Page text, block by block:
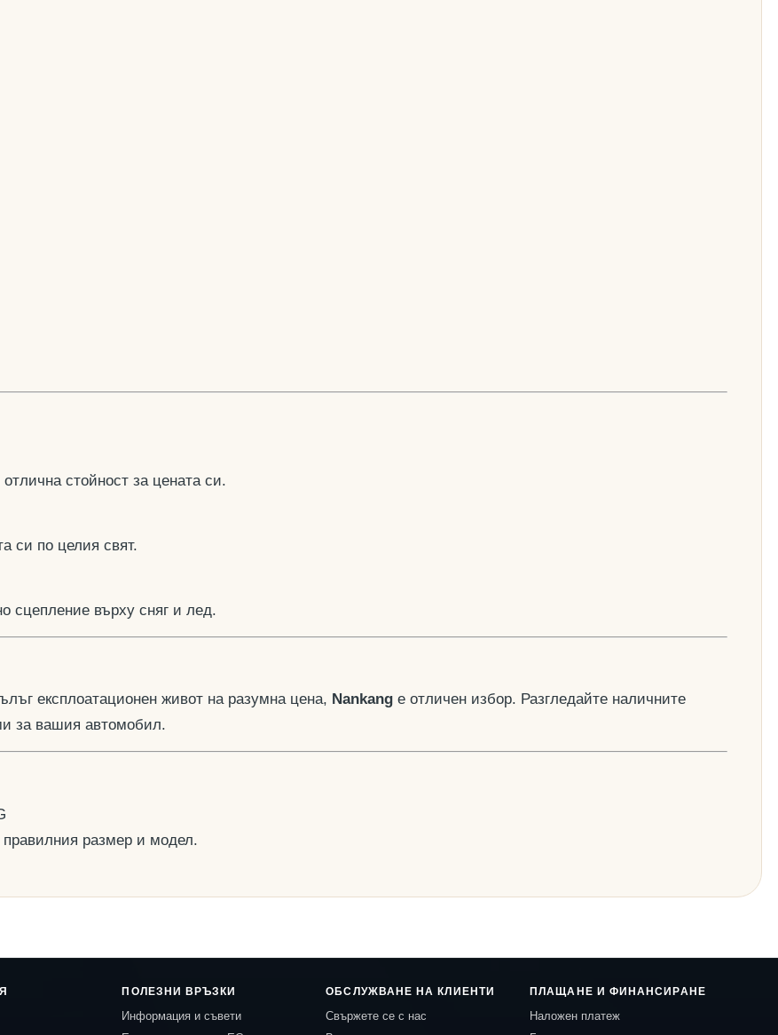
стойност за цената си.
си по целия свят.
сцепление върху сняг и лед.
експлоатационен живот на разумна цена, Nankang е отличен избор. Разгледайте наличните
за вашия автомобил.
размер и модел.
ПОЛЕЗНИ ВРЪЗКИ
Информация и съвети
ОБСЛУЖВАНЕ НА КЛИЕНТИ
Свържете се с нас
ПЛАЩАНЕ И ФИНАНСИРАНЕ
Наложен платеж